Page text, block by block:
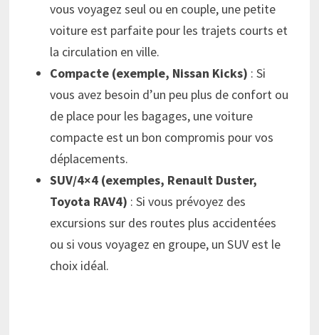
vous voyagez seul ou en couple, une petite
voiture est parfaite pour les trajets courts et
la circulation en ville.
Compacte (exemple, Nissan Kicks) : Si
vous avez besoin d’un peu plus de confort ou
de place pour les bagages, une voiture
compacte est un bon compromis pour vos
déplacements.
SUV/4×4 (exemples, Renault Duster,
Toyota RAV4) : Si vous prévoyez des
excursions sur des routes plus accidentées
ou si vous voyagez en groupe, un SUV est le
choix idéal.